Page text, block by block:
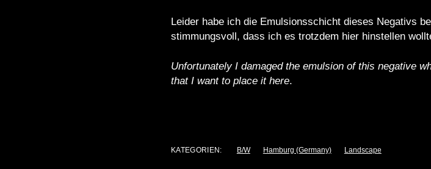
Leider habe ich die Emulsionsschicht dieses Negativs
stimmungsvoll, dass ich es trotzdem hier hinstellen
Unfortunately I damaged the emulsion of this negative
that I want to place it here.
KATEGORIEN: B/W Hamburg (Germany) Landscape